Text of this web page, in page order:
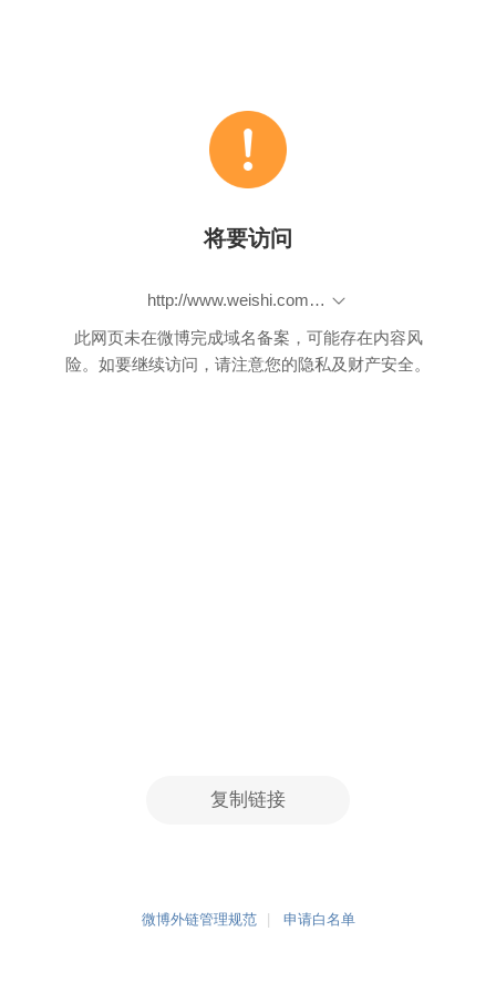
将要访问
http://www.weishi.com/t/2000064014266286
此网页未在微博完成域名备案，可能存在内容风
险。如要继续访问，请注意您的隐私及财产安全。
复制链接
微博外链管理规范 申请白名单